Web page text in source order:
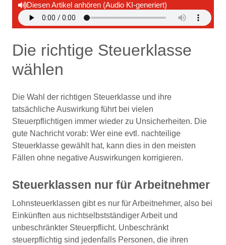
Diesen Artikel anhören (Audio KI-generiert)
Die richtige Steuerklasse
wählen
Die Wahl der richtigen Steuerklasse und ihre
tatsächliche Auswirkung führt bei vielen
Steuerpflichtigen immer wieder zu Unsicherheiten. Die
gute Nachricht vorab: Wer eine evtl. nachteilige
Steuerklasse gewählt hat, kann dies in den meisten
Fällen ohne negative Auswirkungen korrigieren.
Steuerklassen nur für Arbeitnehmer
Lohnsteuerklassen gibt es nur für Arbeitnehmer, also bei
Einkünften aus nichtselbstständiger Arbeit und
unbeschränkter Steuerpflicht. Unbeschränkt
steuerpflichtig sind jedenfalls Personen, die ihren